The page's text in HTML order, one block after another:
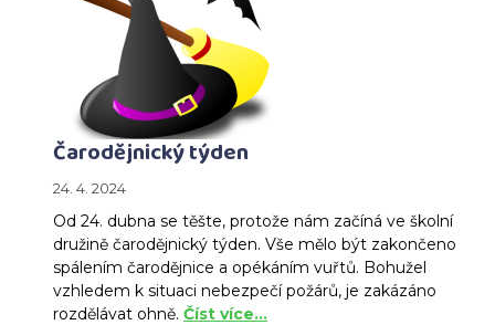
Čarodějnický týden
24. 4. 2024
Od 24. dubna se těšte, protože nám začíná ve školní
družině čarodějnický týden. Vše mělo být zakončeno
spálením čarodějnice a opékáním vuřtů. Bohužel
vzhledem k situaci nebezpečí požárů, je zakázáno
rozdělávat ohně. Číst více…